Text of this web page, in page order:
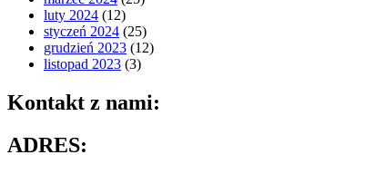
luty 2024 (12)
styczeń 2024 (25)
grudzień 2023 (12)
listopad 2023 (3)
Kontakt z nami:
ADRES: